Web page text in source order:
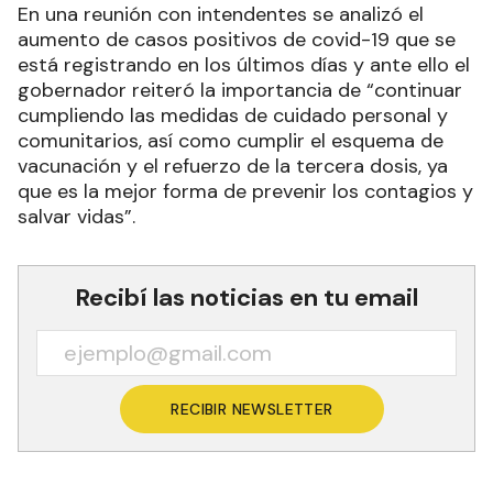
En una reunión con intendentes se analizó el
aumento de casos positivos de covid-19 que se
está registrando en los últimos días y ante ello el
gobernador reiteró la importancia de “continuar
cumpliendo las medidas de cuidado personal y
comunitarios, así como cumplir el esquema de
vacunación y el refuerzo de la tercera dosis, ya
que es la mejor forma de prevenir los contagios y
salvar vidas”.
Recibí las noticias en tu email
RECIBIR NEWSLETTER